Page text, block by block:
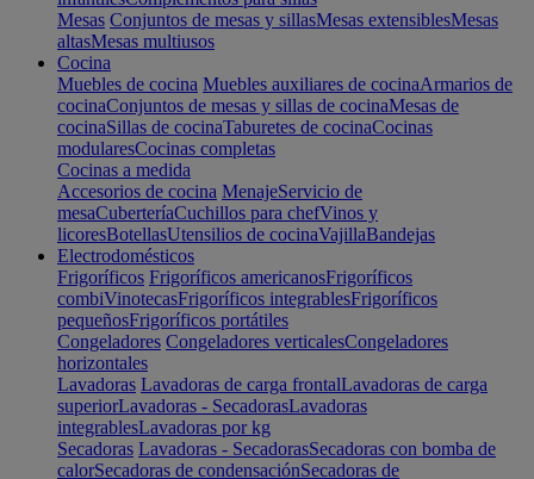
Mesas Conjuntos de mesas y sillasMesas extensiblesMesas
altasMesas multiusos
Cocina
Muebles de cocina Muebles auxiliares de cocinaArmarios de
cocinaConjuntos de mesas y sillas de cocinaMesas de
cocinaSillas de cocinaTaburetes de cocinaCocinas
modularesCocinas completas
Cocinas a medida
Accesorios de cocina MenajeServicio de
mesaCuberteríaCuchillos para chefVinos y
licoresBotellasUtensilios de cocinaVajillaBandejas
Electrodomésticos
Frigoríficos Frigoríficos americanosFrigoríficos
combiVinotecasFrigoríficos integrablesFrigoríficos
pequeñosFrigoríficos portátiles
Congeladores Congeladores verticalesCongeladores
horizontales
Lavadoras Lavadoras de carga frontalLavadoras de carga
superiorLavadoras - SecadorasLavadoras
integrablesLavadoras por kg
Secadoras Lavadoras - SecadorasSecadoras con bomba de
calorSecadoras de condensaciónSecadoras de